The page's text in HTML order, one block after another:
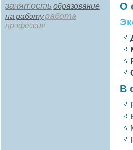
занятостьобразование
на работуработа
профессия
О
В